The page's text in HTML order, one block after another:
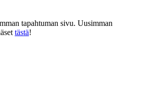
tapahtuman sivu. Uusimman
tästä!